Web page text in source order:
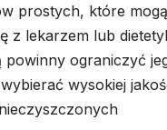
prostych, które mogą
z lekarzem lub
powinny ograniczyć
wysokiej